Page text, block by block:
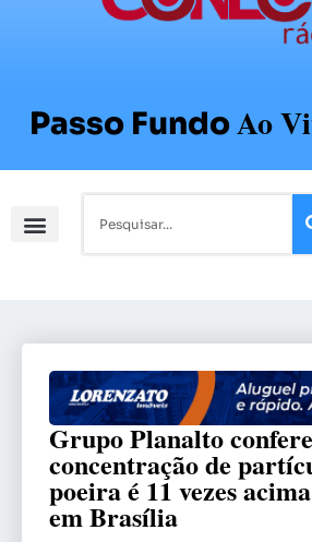
Passo FundoAo
Grupo Planalto
concentração de
poeira é 11 vezes
em Brasília